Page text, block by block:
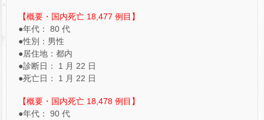
【概要・国内死亡 18,477 例目】
●年代： 80 代
●性別：男性
●居住地：都内
●診断日： 1 月 22 日
●死亡日： 1 月 22 日
【概要・国内死亡 18,478 例目】
●年代： 90 代